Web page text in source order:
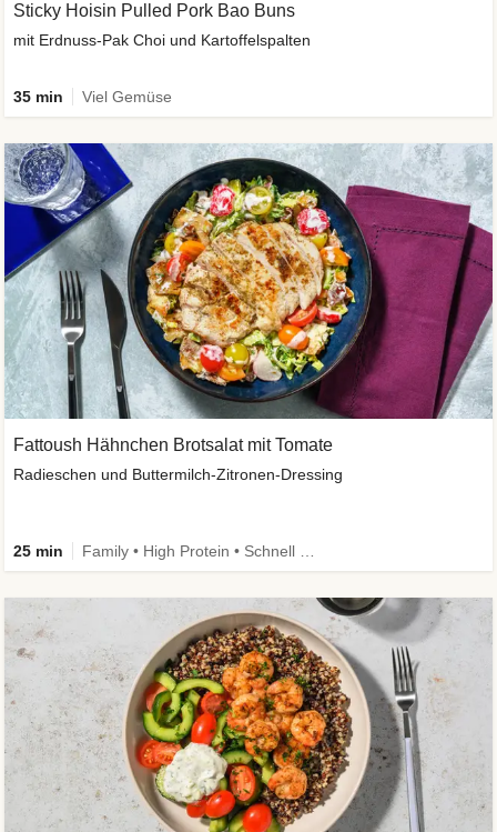
Sticky Hoisin Pulled Pork Bao Buns
mit Erdnuss-Pak Choi und Kartoffelspalten
35 min Viel Gemüse
Fattoush Hähnchen Brotsalat mit Tomate
Radieschen und Buttermilch-Zitronen-Dressing
25 min